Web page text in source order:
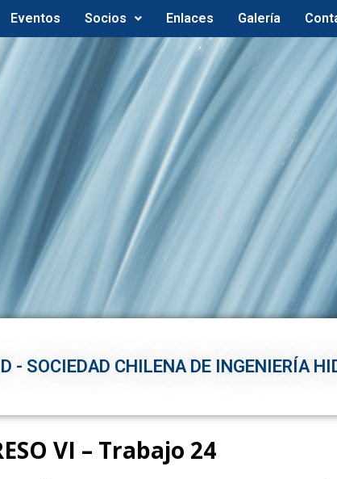
Eventos Socios Enlaces Galería
- SOCIEDAD CHILENA DE INGENIERÍA
VI – Trabajo 24